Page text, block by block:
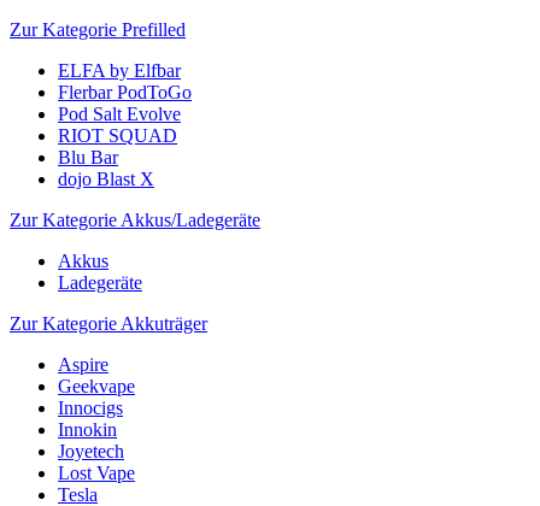
Zur Kategorie Prefilled
ELFA by Elfbar
Flerbar PodToGo
Pod Salt Evolve
RIOT SQUAD
Blu Bar
dojo Blast X
Zur Kategorie Akkus/Ladegeräte
Akkus
Ladegeräte
Zur Kategorie Akkuträger
Aspire
Geekvape
Innocigs
Innokin
Joyetech
Lost Vape
Tesla